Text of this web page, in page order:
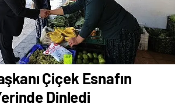
Çiçek Esnafın
Dinledi